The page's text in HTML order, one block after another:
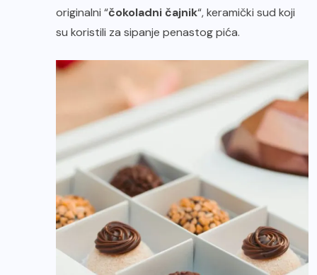
originalni “čokoladni čajnik“, keramički sud koji
su koristili za sipanje penastog pića.